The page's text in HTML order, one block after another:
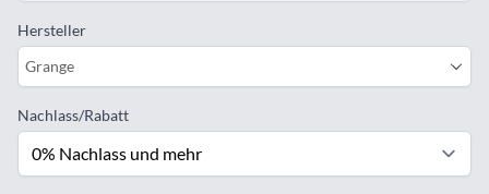
Hersteller
Grange
Nachlass/Rabatt